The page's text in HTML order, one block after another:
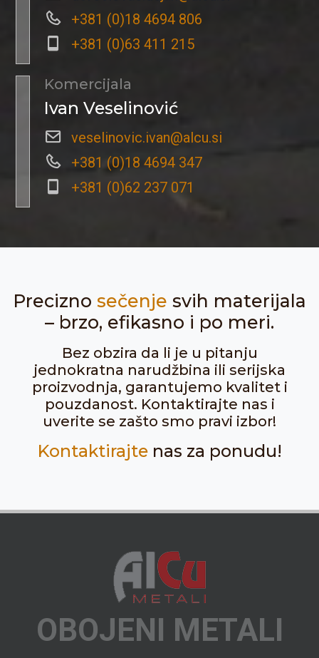
+381 (0)18 4694 806
+381 (0)63 411 215
Komercijala
Ivan Veselinović
veselinovic.ivan@alcu.si
+381 (0)18 4694 347
+381 (0)62 237 071
Precizno sečenje svih materijala
– brzo, efikasno i po meri.
Bez obzira da li je u pitanju
jednokratna narudžbina ili serijska
proizvodnja, garantujemo kvalitet i
pouzdanost. Kontaktirajte nas i
uverite se zašto smo pravi izbor!
Kontaktirajtenas za ponudu!
OBOJENI METALI